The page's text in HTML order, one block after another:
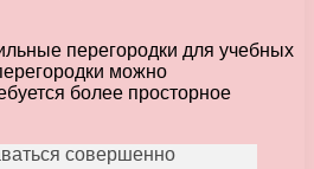
перегородки для учебных
можно
более просторное
совершенно